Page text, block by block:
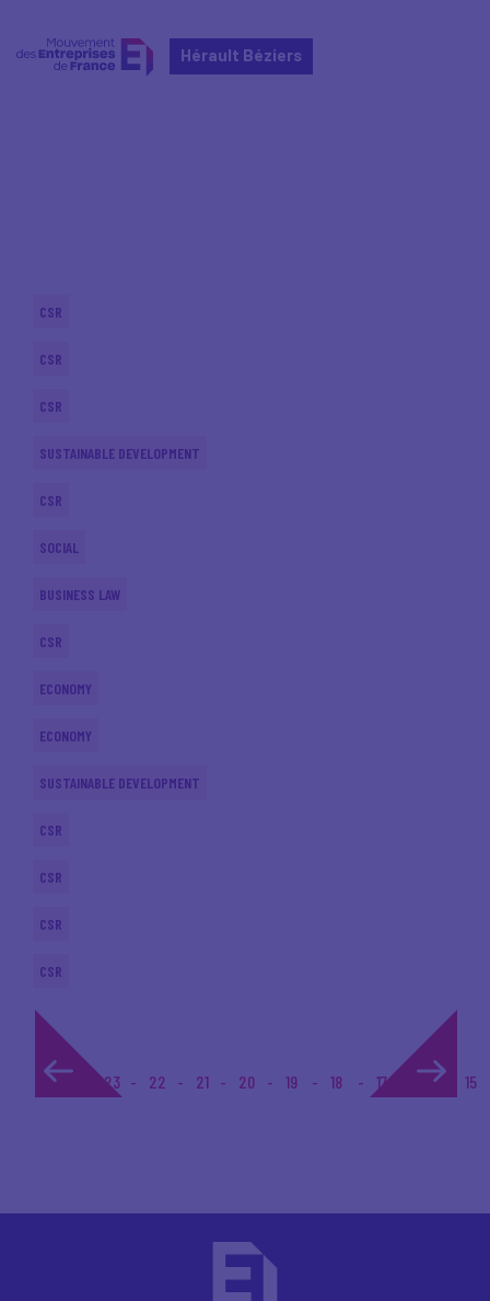
Hérault Béziers
CSR
CSR
CSR
SUSTAINABLE DEVELOPMENT
CSR
SOCIAL
BUSINESS LAW
CSR
ECONOMY
ECONOMY
SUSTAINABLE DEVELOPMENT
CSR
CSR
CSR
CSR
1... 23 22 21 20 19 18 17 15